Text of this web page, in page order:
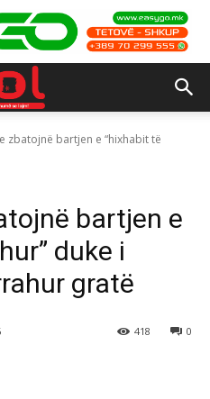
zbatojnë bartjen e “hixhabit të
bartjen e
duke i
gratë
0
418